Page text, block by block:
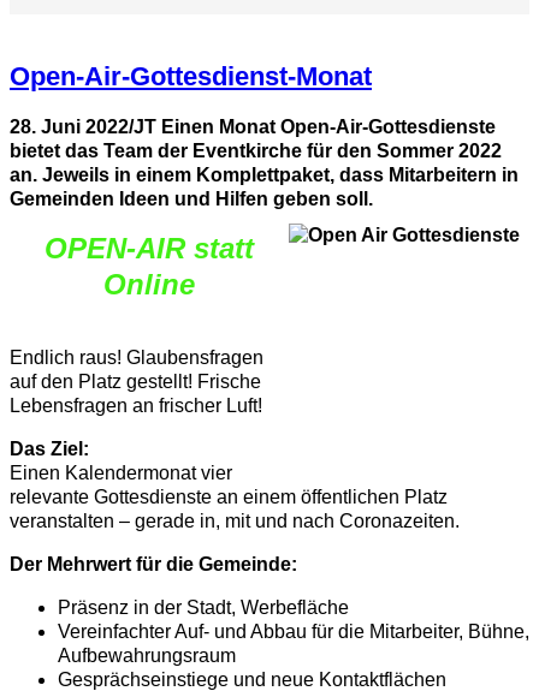
Open-Air-Gottesdienst-Monat
28. Juni 2022/JT Einen Monat Open-Air-Gottesdienste
bietet das Team der Eventkirche für den Sommer 2022
an. Jeweils in einem Komplettpaket, dass Mitarbeitern in
Gemeinden Ideen und Hilfen geben soll.
OPEN-AIR statt
Online
Endlich raus! Glaubensfragen
auf den Platz gestellt! Frische
Lebensfragen an frischer Luft!
Das Ziel:
Einen Kalendermonat vier
relevante Gottesdienste an einem öffentlichen Platz
veranstalten – gerade in, mit und nach Coronazeiten.
Der Mehrwert für die Gemeinde:
Präsenz in der Stadt, Werbefläche
Vereinfachter Auf- und Abbau für die Mitarbeiter, Bühne,
Aufbewahrungsraum
Gesprächseinstiege und neue Kontaktflächen